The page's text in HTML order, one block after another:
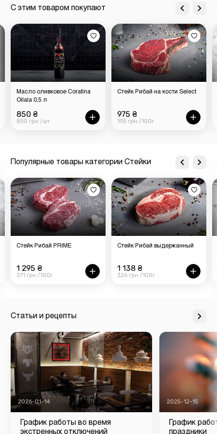
С этим товаром покупают
Масло оливковое Coratina
Oilala 0,5 л
850 ₴
850 грн /шт
Стейк Рибай на кости Select
975 ₴
195 грн /100г
Популярные товары категории Стейки
Стейк Рибай PRIME
1 295 ₴
371 грн /100г
Стейк Рибай выдержанный
1 138 ₴
326 грн /100г
Статьи и рецепты
2026-01-14
График работы во время
экстренных отключений
2025-12-15
График
праздники